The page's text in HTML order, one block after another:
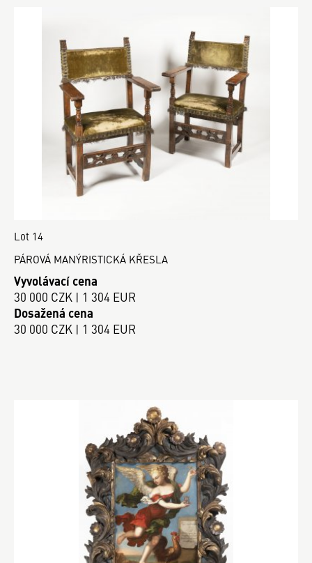
Lot 14
PÁROVÁ MANÝRISTICKÁ KŘESLA
Vyvolávací cena
30 000 CZK | 1 304 EUR
Dosažená cena
30 000 CZK | 1 304 EUR